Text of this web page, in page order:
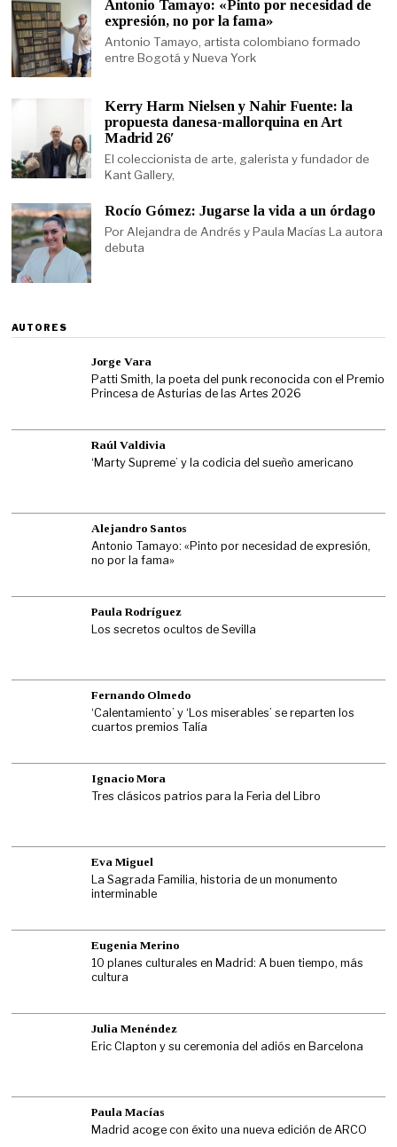
Antonio Tamayo: «Pinto por necesidad de
expresión, no por la fama»
Antonio Tamayo, artista colombiano formado
entre Bogotá y Nueva York
Kerry Harm Nielsen y Nahir Fuente: la
propuesta danesa-mallorquina en Art
Madrid 26′
El coleccionista de arte, galerista y fundador de
Kant Gallery,
Rocío Gómez: Jugarse la vida a un órdago
Por Alejandra de Andrés y Paula Macías La autora
debuta
AUTORES
Jorge Vara
Patti Smith, la poeta del punk reconocida con el Premio
Princesa de Asturias de las Artes 2026
Raúl Valdivia
‘Marty Supreme’ y la codicia del sueño americano
Alejandro Santos
Antonio Tamayo: «Pinto por necesidad de expresión,
no por la fama»
Paula Rodríguez
Los secretos ocultos de Sevilla
Fernando Olmedo
‘Calentamiento’ y ‘Los miserables’ se reparten los
cuartos premios Talía
Ignacio Mora
Tres clásicos patrios para la Feria del Libro
Eva Miguel
La Sagrada Familia, historia de un monumento
interminable
Eugenia Merino
10 planes culturales en Madrid: A buen tiempo, más
cultura
Julia Menéndez
Eric Clapton y su ceremonia del adiós en Barcelona
Paula Macías
Madrid acoge con éxito una nueva edición de ARCO